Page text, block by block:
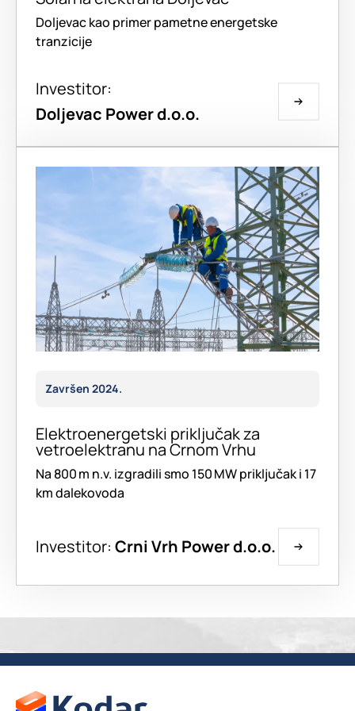
Doljevac kao primer pametne energetske
tranzicije
Investitor:
Doljevac Power d.o.o.
Završen 2024.
Elektroenergetski priključak za
vetroelektranu na Crnom Vrhu
Na 800 m n.v. izgradili smo 150 MW priključak i 17
km dalekovoda
Investitor: Crni Vrh Power d.o.o.